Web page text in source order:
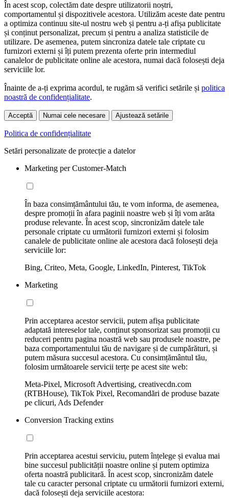
În acest scop, colectăm date despre utilizatorii noștri,
comportamentul și dispozitivele acestora. Utilizăm aceste date pentru
a optimiza continuu site-ul nostru web și pentru a-ți afișa publicitate
și conținut personalizat, precum și pentru a analiza statisticile de
utilizare. De asemenea, putem sincroniza datele tale criptate cu
furnizori externi și îți putem prezenta oferte prin intermediul
canalelor de publicitate online ale acestora, numai dacă folosești deja
serviciile lor.
Înainte de a-ți exprima acordul, te rugăm să verifici setările și politica
noastră de confidențialitate.
Acceptă Numai cele necesare Ajustează setările
Politica de confidențialitate
Setări personalizate de protecție a datelor
Marketing per Customer-Match
În baza consimțământului tău, te vom informa, de asemenea,
despre promoții în afara paginii noastre web și îți vom arăta
produse relevante. În acest scop, sincronizăm datele tale
personale criptate cu următorii furnizori externi și folosim
canalele de publicitate online ale acestora dacă folosești deja
serviciile lor:
Bing, Criteo, Meta, Google, LinkedIn, Pinterest, TikTok
Marketing
Prin acceptarea acestor servicii, putem afișa publicitate
adaptată intereselor tale, conținut sponsorizat sau promoții cu
reduceri pentru pagina noastră web sau produsele noastre, pe
baza comportamentului tău de navigare și de cumpărături, și
putem măsura succesul acestora. Cu consimțământul tău,
folosim următoarele servicii terțe pe acest site web:
Meta-Pixel, Microsoft Advertising, creativecdn.com
(RTBHouse), TikTok Pixel, Recomandări de produse bazate
pe clicuri, Ads Defender
Conversion Tracking extins
Prin acceptarea acestui serviciu, putem înțelege și evalua mai
bine succesul publicității noastre online și putem optimiza
oferta noastră publicitară. În acest scop, sincronizăm datele
tale cu caracter personal criptate cu următorii furnizori externi,
dacă folosești deja serviciile acestora: